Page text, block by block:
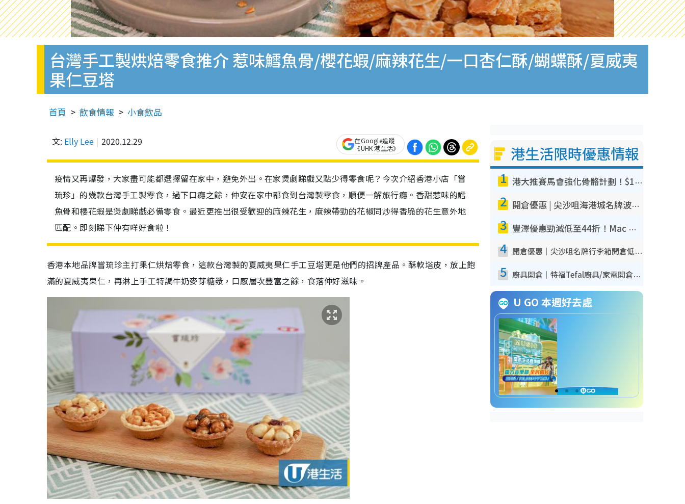
台灣手工製烘焙零食推介 惹味鱈魚骨/櫻花蝦/麻辣花生/一口杏仁酥/蝴蝶酥/夏威夷
果仁豆塔
首頁 飲食情報 小食飲品
文: Elly Lee 2020.12.29
在Google追蹤
《UHK 港生活》
疫情又再爆發，大家盡可能都選擇留在家中，避免外出。在家煲劇睇戲又點少得零食呢？今次介紹香港小店「嘗
琉珍」的幾款台灣手工製零食，過下口癮之餘，仲安在家中都食到台灣製零食，順便一解旅行癮。香甜惹味的鱈
魚骨和櫻花蝦是煲劇睇戲必備零食。最近更推出很受歡迎的麻辣花生，麻辣帶勁的花椒同炒得香脆的花生意外地
匹配。即刻睇下仲有咩好食啦！
香港本地品牌嘗琉珍主打果仁烘焙零食，這款台灣製的夏威夷果仁手工豆塔更是他們的招牌產品。酥軟塔皮，放上飽
滿的夏威夷果仁，再淋上手工特調牛奶麥芽糖漿，口感層次豐富之餘，食落仲好滋味。
港生活限時優惠情報
1 港大推賽馬會強化骨骼計劃！$100骨質密度X光檢查 完成免費運動訓練送超市禮券！附參加資格
2 開倉優惠 | 尖沙咀海港城名牌波鞋開倉低至1折！On鞋$899起／Joy&Peace鞋履$98起
3 豐澤優惠勁減低至44折！Mac mini/iPhone17Pro大減價！廚房家電$220起
4 開倉優惠｜尖沙咀名牌行李箱開倉低至4折！一連5日 American Tourister/ace./Hallmark $200起！
5 廚具開倉｜特福Tefal廚具/家電開倉低至3折！$220起買平底鍋/炒鑊/湯煲！電飯煲/吸塵機/燙斗$418起
U GO 本週好去處